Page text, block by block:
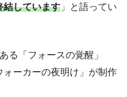
結しています 」と語ってい
る「フォースの覚醒」
ォーカーの夜明け」が制作